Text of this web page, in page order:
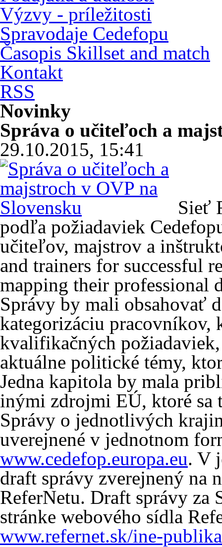
Výzvy - príležitosti
Spravodaje Cedefopu
Časopis Skillset and match
Kontakt
RSS
Novinky
Správa o učiteľoch a
29.10.2015, 15:41
Sieť
podľa požiadaviek
učiteľov, majstrov a
and trainers for successful
mapping their professional
Správy by mali obsahovať
kategorizáciu pracovníkov,
kvalifikačných
aktuálne politické témy,
Jedna kapitola by mala
inými zdrojmi EÚ, ktoré sa
Správy o jednotlivých
uverejnené v jednotnom
www.cedefop.europa.eu. V
draft správy zverejnený na
ReferNetu. Draft správy za
stránke webového sídla
www.refernet.sk/ine-